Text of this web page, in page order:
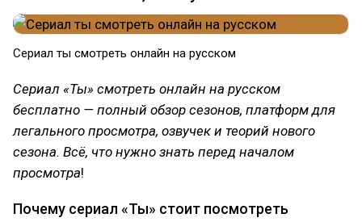
Сериал ты смотреть онлайн на русском
Сериал «Ты» смотреть онлайн на русском
бесплатно — полный обзор сезонов, платформ для
легального просмотра, озвучек и теорий нового
сезона. Всё, что нужно знать перед началом
просмотра!
Почему сериал «Ты» стоит посмотреть